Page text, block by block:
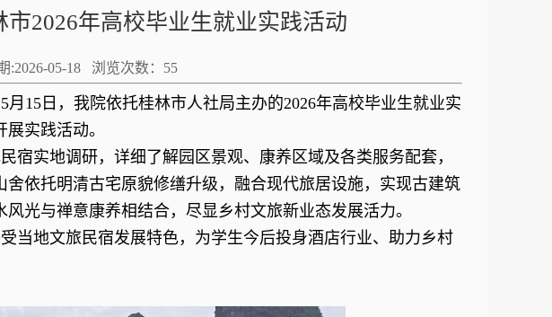
2026年高校毕业生就业实践活动
:2026-05-18 浏览次数： 55
15日，我院依托桂林市人社局主办的2026年高校毕业生就业实
实践活动。
宿实地调研，详细了解园区景观、康养区域及各类服务配套，
依托明清古宅原貌修缮升级，融合现代旅居设施，实现古建筑
光与禅意康养相结合，尽显乡村文旅新业态发展活力。
当地文旅民宿发展特色，为学生今后投身酒店行业、助力乡村